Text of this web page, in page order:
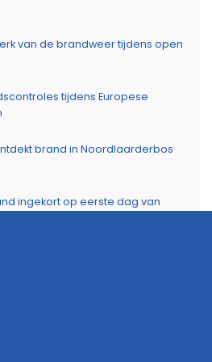
van de brandweer tijdens open
tijdens Europese
brand in Noordlaarderbos
ingekort op eerste dag van